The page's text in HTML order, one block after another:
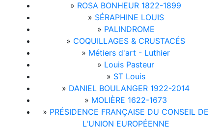
» ROSA BONHEUR 1822-1899
» SÉRAPHINE LOUIS
» PALINDROME
» COQUILLAGES & CRUSTACÉS
» Métiers d'art - Luthier
» Louis Pasteur
» ST Louis
» DANIEL BOULANGER 1922-2014
» MOLIÈRE 1622-1673
» PRÉSIDENCE FRANÇAISE DU CONSEIL DE
L'UNION EUROPÉENNE